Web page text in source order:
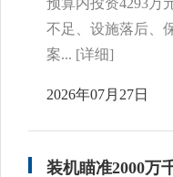
不足、设施落后、
案... [详细]
2026年07月27日
装机瞄准2000万